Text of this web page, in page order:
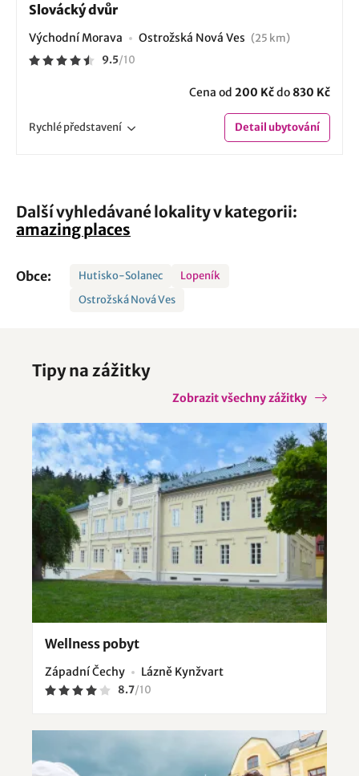
Slovácký dvůr
Východní Morava Ostrožská Nová Ves (25 km)
9.5/10
Cena od 200 Kčdo 830 Kč
Rychlépředstavení Detailubytování
Další vyhledávané lokality v kategorii:
amazing places
Obce: Hutisko-Solanec
Lopeník
Ostrožská Nová Ves
Tipy na zážitky
Zobrazit všechny zážitky
Wellness pobyt
Západní Čechy Lázně Kynžvart
8.7/10